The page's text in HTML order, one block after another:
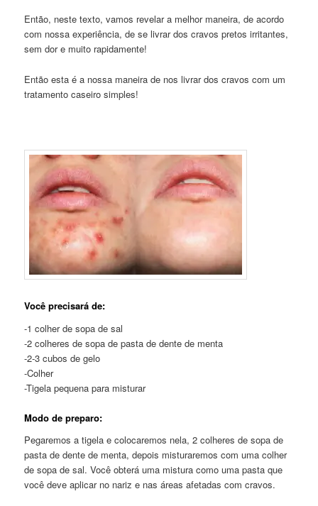
Então, neste texto, vamos revelar a melhor maneira, de acordo
com nossa experiência, de se livrar dos cravos pretos irritantes,
sem dor e muito rapidamente!
Então esta é a nossa maneira de nos livrar dos cravos com um
tratamento caseiro simples!
Você precisará de:
-1 colher de sopa de sal
-2 colheres de sopa de pasta de dente de menta
-2-3 cubos de gelo
-Colher
-Tigela pequena para misturar
Modo de preparo:
Pegaremos a tigela e colocaremos nela, 2 colheres de sopa de
pasta de dente de menta, depois misturaremos com uma colher
de sopa de sal. Você obterá uma mistura como uma pasta que
você deve aplicar no nariz e nas áreas afetadas com cravos.